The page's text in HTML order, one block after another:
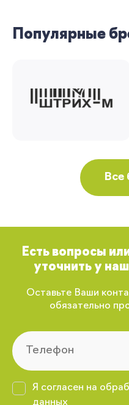
Популярные
Все
Есть вопросы
уточнить у
Оставьте Ваши
обязательно
Я согласен на
данных